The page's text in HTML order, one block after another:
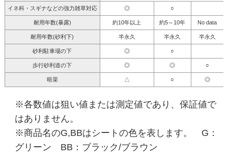
イネ科・スギナなどの強力雑草対応 ◎ ○
耐用年数(暴露) 約10年以上 約5～10年 No data
耐用年数(砂利下) 半永久 半永久 半永久
砂利駐車場の下 ◎ ○
歩行砂利道の下 ◎ ◎ ○
暗渠 △ ○ ◎
※各数値は狙い値または測定値であり、保証値で
はありません。
※商品名のG,BBはシートの色を表します。 G：
グリーン BB：ブラック/ブラウン